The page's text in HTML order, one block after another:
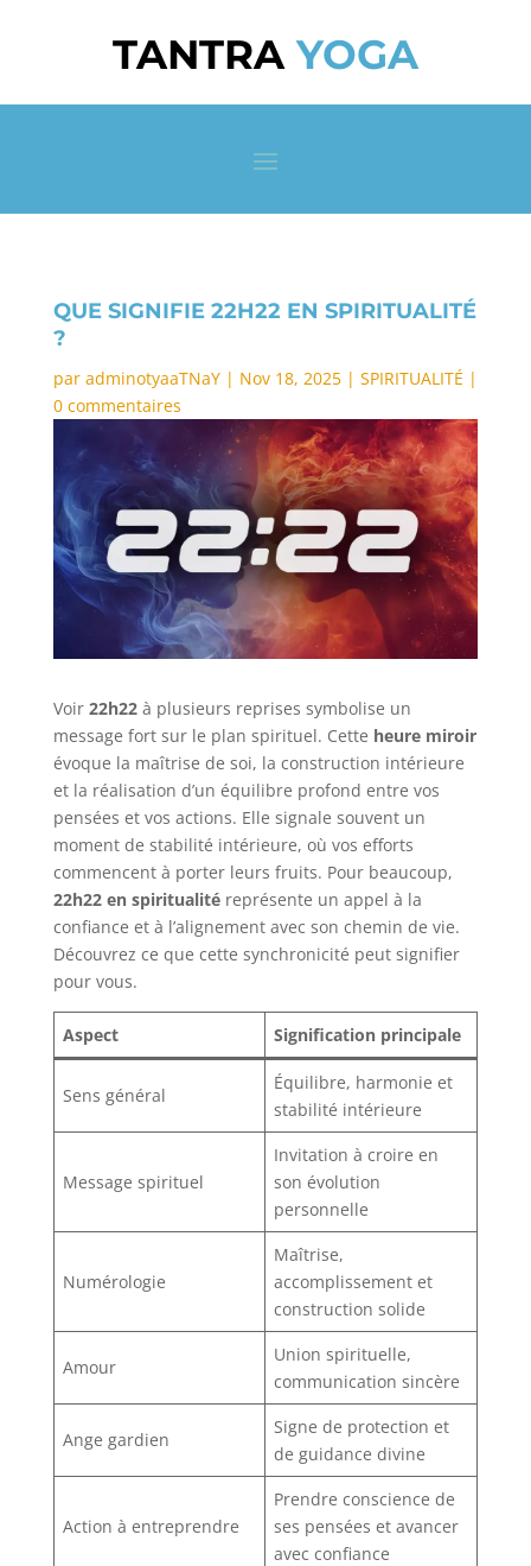
TANTRAYOGA
QUE SIGNIFIE 22H22 EN SPIRITUALITÉ
?
par adminotyaaTNaY| Nov 18, 2025| SPIRITUALITÉ |
0 commentaires
Voir 22h22à plusieurs reprises symbolise un
message fort sur le plan spirituel. Cette heure miroir
évoque la maîtrise de soi, la construction intérieure
et la réalisation d’un équilibre profond entre vos
pensées et vos actions. Elle signale souvent un
moment de stabilité intérieure, où vos efforts
commencent à porter leurs fruits. Pour beaucoup,
22h22 en spiritualitéreprésente un appel à la
confiance et à l’alignement avec son chemin de vie.
Découvrez ce que cette synchronicité peut signifier
pour vous.
Aspect Signification principale
Sens général
Équilibre, harmonie et
stabilité intérieure
Message spirituel
Invitation à croire en
son évolution
personnelle
Numérologie
Maîtrise,
accomplissement et
construction solide
Amour
Union spirituelle,
communication sincère
Ange gardien
Signe de protection et
de guidance divine
Action à entreprendre
Prendre conscience de
ses pensées et avancer
avec confiance